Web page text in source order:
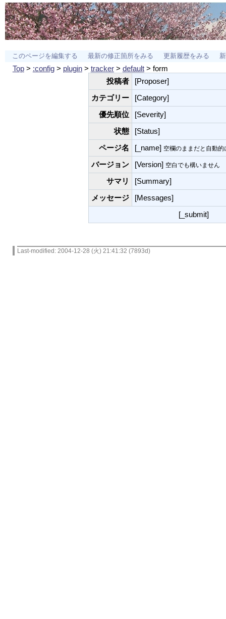
このページを編集する 最新の修正箇所をみる 更新履歴をみる
Top> :config> plugin> tracker> default> form
投稿者
[Proposer]
カテゴリー
[Category]
優先順位
[Severity]
状態
[Status]
ページ名
[_name] 空欄のままだと自動
バージョン [Version] 空白でも構いません
サマリ
[Summary]
メッセージ
[Messages]
[_submit]
Last-modified: 2004-12-28 (火) 21:41:32 (7893d)